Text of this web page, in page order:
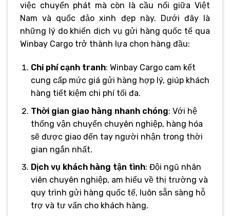
việc chuyển phát mà còn là cầu nối giữa Việt
Nam và quốc đảo xinh đẹp này. Dưới đây là
những lý do khiến dịch vụ gửi hàng quốc tế qua
Winbay Cargo trở thành lựa chọn hàng đầu:
Chi phí cạnh tranh: Winbay Cargo cam kết
cung cấp mức giá gửi hàng hợp lý, giúp khách
hàng tiết kiệm chi phí tối đa.
Thời gian giao hàng nhanh chóng: Với hệ
thống vận chuyển chuyên nghiệp, hàng hóa
sẽ được giao đến tay người nhận trong thời
gian ngắn nhất.
Dịch vụ khách hàng tận tình: Đội ngũ nhân
viên chuyên nghiệp, am hiểu về thị trường và
quy trình gửi hàng quốc tế, luôn sẵn sàng hỗ
trợ và tư vấn cho khách hàng.